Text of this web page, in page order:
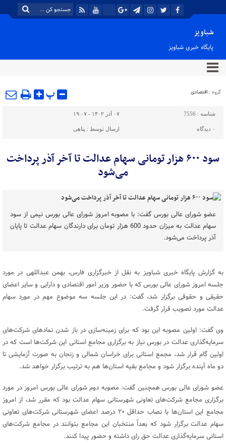
شباویز
پایگاه خبری شباویز
گروه : اقتصادی پ
شناسه : 7556 ۰۷ آذر ۱۴۰۲ - ۱۹:۰۷
۰ دیدگاه ارسال توسط : پناهی
سود ۶۰۰ هزار تومانی سهام عدالت تا آخر آذر پرداخت
می‌شود
عضو شورای عالی بورس گفت: با مصوبه امروز شورای عالی بورس نیمی از سود
سهام عدالت به میزان حدود 600 هزار تومان برای دارندگان سهام عدالت تا پایان
آذر پرداخت می‌شود.
به گزارش پایگاه خبری شباویز به نقل از خبرگزاری فارس، بهمن عبداللهی در مورد
جلسه امروز شورای عالی بورس که با حضور وزیر امور اقتصادی و دارایی و سایر اعضای
حقیقی و حقوقی برگزار شد، گفت: در این جلسه سه موضوع مهم در مورد سهام
عدالت مورد تصویب قرار گرفت.
وی گفت: اولین مصوبه این بود که برای زمینه‌سازی در باز شدن نمادهای شرکت‌های
سرمایه‌گذاری عدالت در بورس نیاز به برگزاری مجامع استانی این شرکت‌ها است که در
اولین گام قرار شد، مجمع استانی برای خراسان شمالی و زنجان به صورت آزمایشی تا
دو ماه آینده برگزار شود و مجامع بقیه استان‌ها هم به ترتیب برگزار خواهد شد.
عضو شورای عالی بورس همچنین گفت: مصوبه دوم شورای عالی بورس امروز در مورد
برگزاری مجامع شرکت‌های تعاونی شهرستانی سهام عدالت بود که مقرر شد، از امروز
مجامع این استان‌ها با نصاب حداقل ۲۰ درصد اعضای شهرستانی شرکت‌های تعاونی
سهام عدالت برگزار شود که بعداً منتخبان این مجامع بتوانند در مجامع شرکت‌های
استانی سرمایه‌گذاری عدالت حق رای داشته و حضور پیدا کنند.